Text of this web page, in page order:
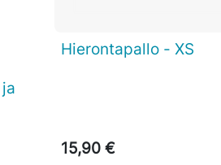
 Pikakatselu
Hierontapallo - XS
15,90 €